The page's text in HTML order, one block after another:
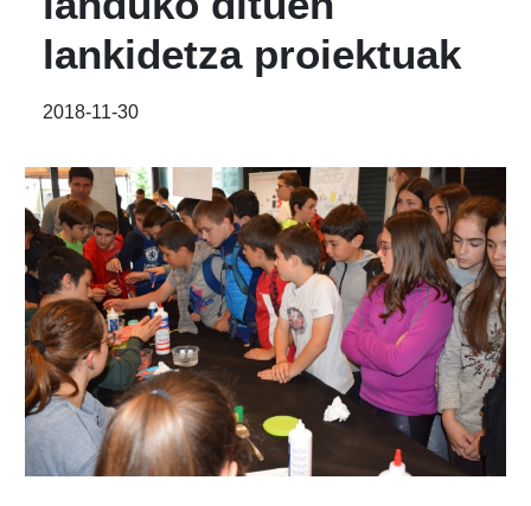
lankidetza proiektuak
2018-11-30